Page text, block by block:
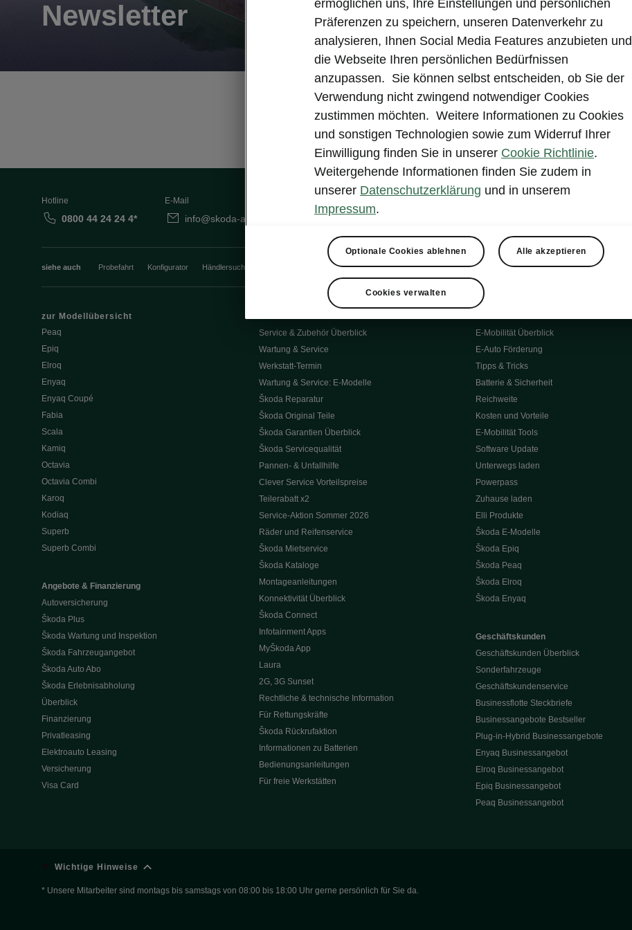
Newsletter
Hotline
0800 44 24 24 4*
E-Mail
info@skoda-auto.de Kontakt
siehe auch Probefahrt Konfigurator Händlersuche Powerpass Portal
zur Modellübersicht
Peaq
Epiq
Elroq
Enyaq
Enyaq Coupé
Fabia
Scala
Kamiq
Octavia
Octavia Combi
Karoq
Kodiaq
Superb
Superb Combi
Angebote & Finanzierung
Autoversicherung
Škoda Plus
Škoda Wartung und Inspektion
Škoda Fahrzeugangebot
Škoda Auto Abo
Škoda Erlebnisabholung
Überblick
Finanzierung
Privatleasing
Elektroauto Leasing
Versicherung
Visa Card
Service & Zubehör Überblick
Wartung & Service
Werkstatt-Termin
Wartung & Service: E-Modelle
Škoda Reparatur
Škoda Original Teile
Škoda Garantien Überblick
Škoda Servicequalität
Pannen- & Unfallhilfe
Clever Service Vorteilspreise
Teilerabatt x2
Service-Aktion Sommer 2026
Räder und Reifenservice
Škoda Mietservice
Škoda Kataloge
Montageanleitungen
Konnektivität Überblick
Škoda Connect
Infotainment Apps
MyŠkoda App
Laura
2G, 3G Sunset
Rechtliche & technische Information
Für Rettungskräfte
Škoda Rückrufaktion
Informationen zu Batterien
Bedienungsanleitungen
Für freie Werkstätten
E-Mobilität Überblick
E‑Auto Förderung
Tipps & Tricks
Batterie & Sicherheit
Reichweite
Kosten und Vorteile
E-Mobilität Tools
Software Update
Unterwegs laden
Powerpass
Zuhause laden
Elli Produkte
Škoda E-Modelle
Škoda Epiq
Škoda Peaq
Škoda Elroq
Škoda Enyaq
Geschäftskunden
Geschäftskunden Überblick
Sonderfahrzeuge
Geschäftskundenservice
Businessflotte Steckbriefe
Businessangebote Bestseller
Plug-in-Hybrid Businessangebote
Enyaq Businessangebot
Elroq Businessangebot
Epiq Businessangebot
Peaq Businessangebot
Wichtige Hinweise
* Unsere Mitarbeiter sind montags bis samstags von 08:00 bis 18:00 Uhr gerne persönlich für Sie da.
ermöglichen uns, Ihre Einstellungen und persönlichen
Präferenzen zu speichern, unseren Datenverkehr zu
analysieren, Ihnen Social Media Features anzubieten und
die Webseite Ihren persönlichen Bedürfnissen
anzupassen. Sie können selbst entscheiden, ob Sie der
Verwendung nicht zwingend notwendiger Cookies
zustimmen möchten. Weitere Informationen zu Cookies
und sonstigen Technologien sowie zum Widerruf Ihrer
Einwilligung finden Sie in unserer Cookie Richtlinie.
Weitergehende Informationen finden Sie zudem in
unserer Datenschutzerklärung und in unserem
Impressum.
Optionale Cookies ablehnen Alle akzeptieren
Cookies verwalten